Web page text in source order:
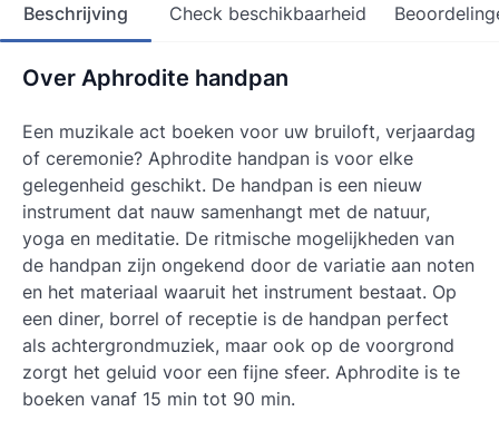
Beschrijving Check beschikbaarheid
Over Aphrodite handpan
Een muzikale act boeken voor uw bruiloft, verjaardag
of ceremonie? Aphrodite handpan is voor elke
gelegenheid geschikt. De handpan is een nieuw
instrument dat nauw samenhangt met de natuur,
yoga en meditatie. De ritmische mogelijkheden van
de handpan zijn ongekend door de variatie aan noten
en het materiaal waaruit het instrument bestaat. Op
een diner, borrel of receptie is de handpan perfect
als achtergrondmuziek, maar ook op de voorgrond
zorgt het geluid voor een fijne sfeer. Aphrodite is te
boeken vanaf 15 min tot 90 min.